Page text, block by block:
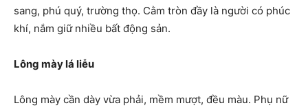
sang, phú quý, trường thọ. Cằm tròn đầy là người có phúc
khí, nắm giữ nhiều bất động sản.
Lông mày lá liễu
Lông mày cần dày vừa phải, mềm mượt, đều màu. Phụ nữ